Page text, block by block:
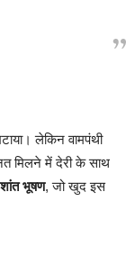
लेकिन वामपंथी
मिलने में देरी के साथ
भूषण, जो खुद इस